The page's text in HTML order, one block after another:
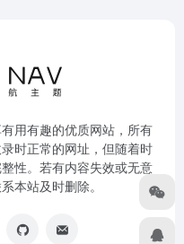
用有趣的优质网站，所有
时正常的网址，但随着时
性。若有内容失效或无意
本站及时删除。